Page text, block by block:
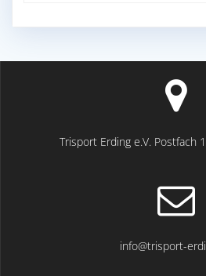
Trisport Erding e.V. Postfach
info@trisport-